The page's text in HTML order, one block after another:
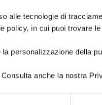
alle tecnologie di
policy, in cui puoi trovare
personalizzazione della
anche la nostra
Puoi proseguire l'iscrizione
se iscriverti al corso come